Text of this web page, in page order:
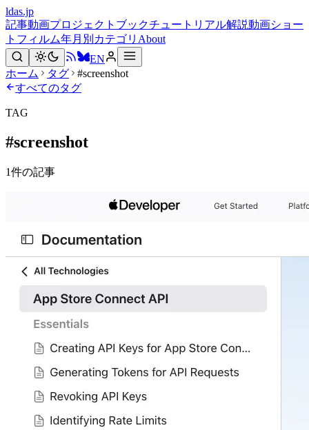
ldas.jp
記事動画プロジェクト ブックチュートリアル解説動画ショー
トフィルム年月別 カテゴリ About
EN
ホーム
タグ
#screenshot
すべてのタグ
TAG
#screenshot
1件の記事